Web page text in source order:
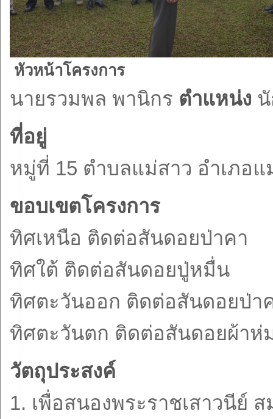
หัวหน้าโครงการ
นายรวมพล พานิกร ตำแหน่ง
ที่อยู่
หมู่ที่ 15 ตำบลแม่สาว อำเภอแ
ขอบเขตโครงการ
ทิศเหนือ ติดต่อสันดอยป่าคา
ทิศใต้ ติดต่อสันดอยปู่หมื่น
ทิศตะวันออก ติดต่อสันดอยป่า
ทิศตะวันตก ติดต่อสันดอยผ้าห่
วัตถุประสงค์
1. เพื่อสนองพระราชเสาวนีย์